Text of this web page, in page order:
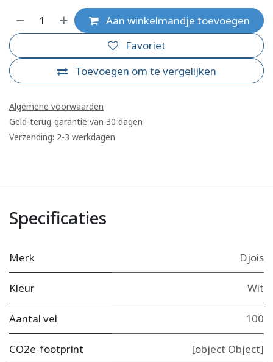
Aan winkelmandje toevoegen
Toevoegen om te vergelijken
Favoriet
Algemene voorwaarden
Geld-terug-garantie van 30 dagen
Verzending: 2-3 werkdagen
Specificaties
Merk Djois
Kleur Wit
Aantal vel 100
CO2e-footprint [object Object]